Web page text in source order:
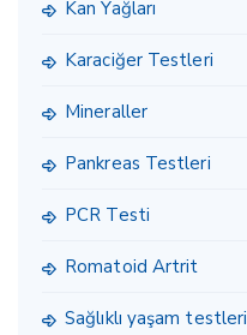
Kan Yağları
Karaciğer Testleri
Mineraller
Pankreas Testleri
PCR Testi
Romatoid Artrit
Sağlıklı yaşam testleri